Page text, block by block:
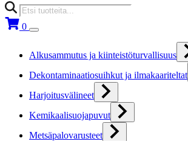
Products
search
0
Alkusammutus ja kiinteistöturvallisuus
Dekontaminaatiosuihkut ja ilmakaariteltat
Harjoitusvälineet
Kemikaalisuojapuvut
Metsäpalovarusteet